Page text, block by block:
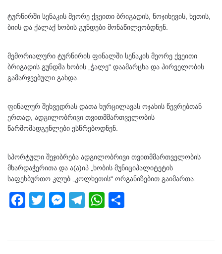
ტურნირში სენაკის მეორე ქვეითი ბრიგადის, ნოჯიხევის, ხეთის,
ბიის და ქალაქ ხობის გუნდები მონაწილეობდნენ.
მემორიალური ტურნირის ფინალში სენაკის მეორე ქვეითი
ბრიგადის გუნდმა ხობის „ჭალე“ დაამარცხა და პირველობის
გამარჯვებული გახდა.
ფინალურ შეხვედრას დათა ხურცილავას ოჯახის წევრებთან
ერთად, ადგილობრივი თვითმმართველობის
წარმომადგენლები ესწრებოდნენ.
სპორტული შეჯიბრება ადგილობრივი თვითმმართველობის
მხარდაჭერითა და ა(ა)იპ „ხობის მუნიციპალიტეტის
საფეხბურთო კლუბ „კოლხეთის“ ორგანიზებით გაიმართა.
F
T
M
T
W